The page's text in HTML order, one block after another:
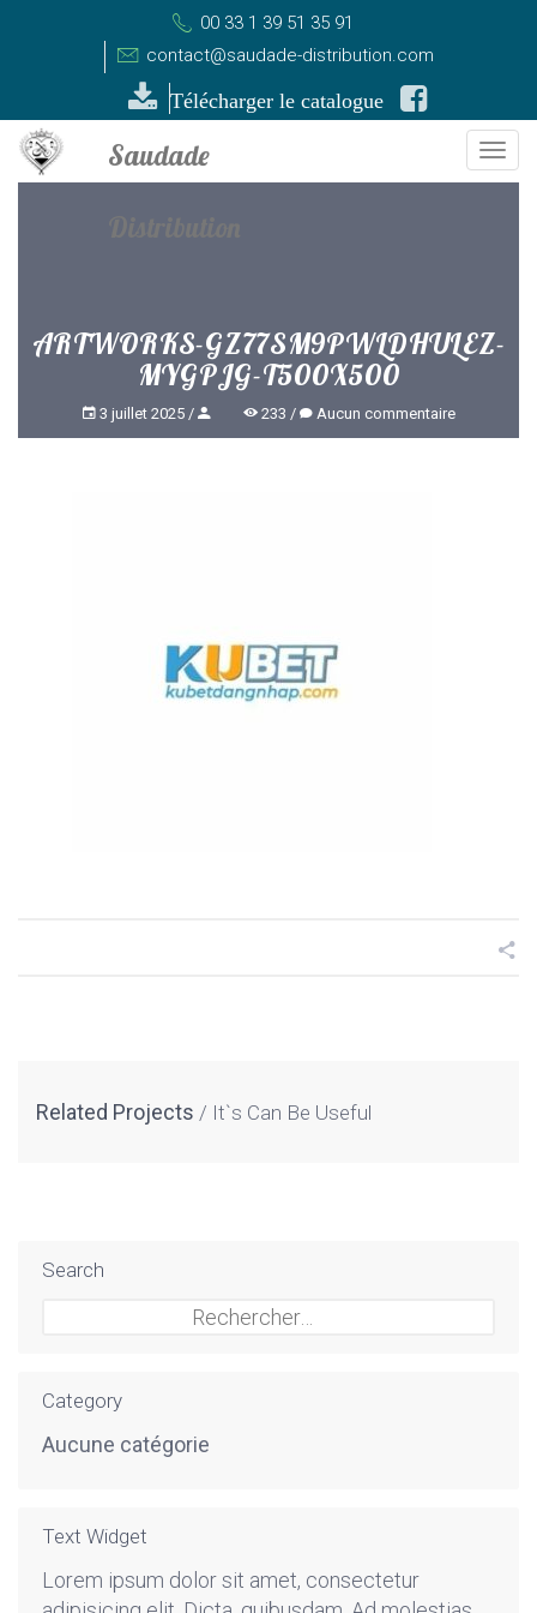
00 33 1 39 51 35 91
contact@saudade-distribution.com
Télécharger le catalogue
ARTWORKS-GZ77SM9PWLDHULEZ-
MYGPJG-T500X500
3 juillet 2025 233 Aucun commentaire
Related Projects It`s Can Be Useful
Search
Category
Aucune catégorie
Text Widget
Lorem ipsum dolor sit amet, consectetur